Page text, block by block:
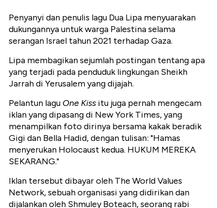
Penyanyi dan penulis lagu Dua Lipa menyuarakan
dukungannya untuk warga Palestina selama
serangan Israel tahun 2021 terhadap Gaza.
Lipa membagikan sejumlah postingan tentang apa
yang terjadi pada penduduk lingkungan Sheikh
Jarrah di Yerusalem yang dijajah.
Pelantun lagu One Kiss itu juga pernah mengecam
iklan yang dipasang di New York Times, yang
menampilkan foto dirinya bersama kakak beradik
Gigi dan Bella Hadid, dengan tulisan: "Hamas
menyerukan Holocaust kedua. HUKUM MEREKA
SEKARANG."
Iklan tersebut dibayar oleh The World Values
Network, sebuah organisasi yang didirikan dan
dijalankan oleh Shmuley Boteach, seorang rabi